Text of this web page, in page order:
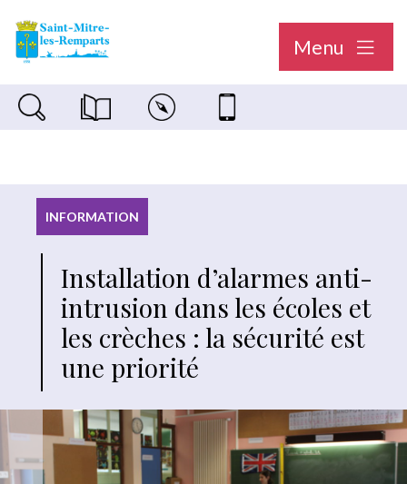
Menu
Recherche sur le siteMagazine municipal "Le Saint-Mitréen"
Carte interactiveNous contacter
INFORMATION
Installation d’alarmes anti-
intrusion dans les écoles et
les crèches : la sécurité est
une priorité